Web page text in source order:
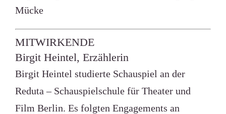
Mücke
MITWIRKENDE
Birgit Heintel, Erzählerin
Birgit Heintel studierte Schauspiel an der
Reduta – Schauspielschule für Theater und
Film Berlin. Es folgten Engagements an